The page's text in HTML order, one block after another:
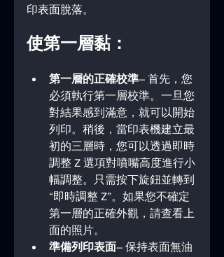
印表面脫落。
使第一層黏：
第一層的正確校準– 首先，您
必須執行第一層校準。一旦您
對結果感到滿意，就可以開始
列印。稍後，當印表機建立最
初的三層時，您可以透過即時
調整 Z 選項對噴嘴高度進行小
幅調整。只需按下旋鈕並轉到
“即時調整 Z”。如果您不確定
第一層的正確外觀，請查看上
面的照片。
準備列印表面– 保持表面無油